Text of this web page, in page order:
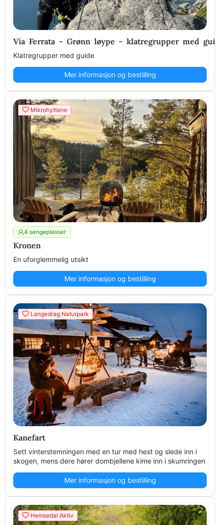
Via Ferrata - Grønn løype - klatregrupper med
Klatregrupper med guide
Mer informasjon og bestilling
Mikrohyttene
4 sengeplasser
Kronen
En uforglemmelig utsikt
Mer informasjon og bestilling
Langedrag Naturpark
Kanefart
Sett vinterstemningen med en tur med hest og slede inn i
skogen, mens dere hører dombjellene kime inn i skumringen
Mer informasjon og bestilling
Hemsedal Aktiv